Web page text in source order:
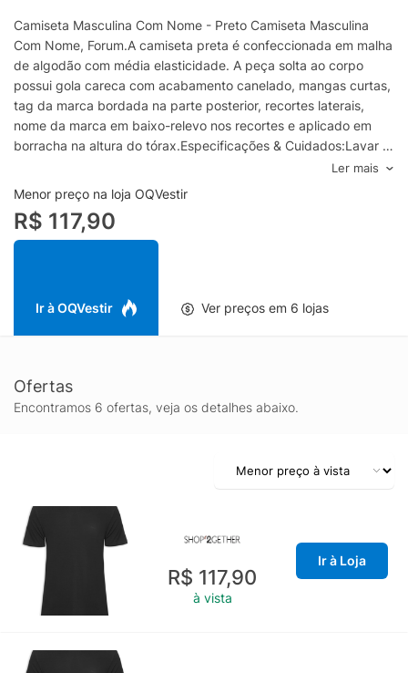
Camiseta Masculina Com Nome - Preto Camiseta Masculina
Com Nome, Forum.A camiseta preta é confeccionada em malha
de algodão com média elasticidade. A peça solta ao corpo
possui gola careca com acabamento canelado, mangas curtas,
tag da marca bordada na parte posterior, recortes laterais,
nome da marca em baixo-relevo nos recortes e aplicado em
borracha na altura do tórax.Especificações & Cuidados:Lavar à
mão.Composição: 100% AlgodãoCor: PretoMarca: ForumLer mais
Menor preço na loja OQVestir
R$ 117,90
Ir à OQVestir Ver preços em 6 lojas
Ofertas
Encontramos 6 ofertas, veja os detalhes abaixo.
R$ 117,90
à vista
Ir à Loja